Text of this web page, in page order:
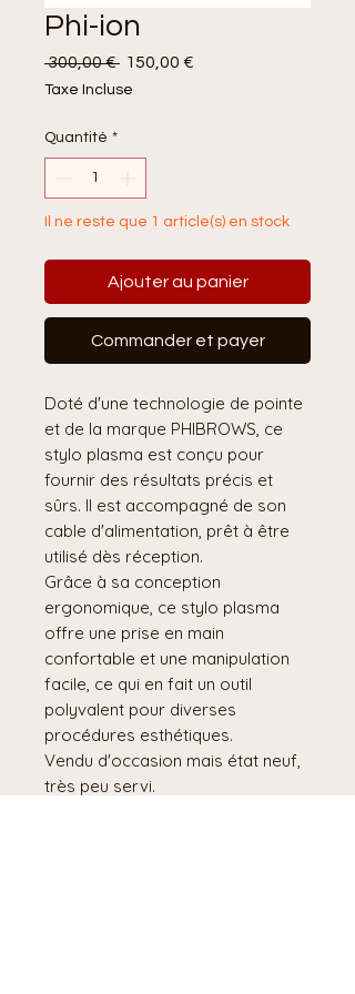
Phi-ion
300,00 € Prix
150,00 €
Taxe Incluse
Quantité *
Il ne reste que 1 article(s) en stock
Ajouter au panier
Commander et payer
Doté d'une technologie de pointe
et de la marque PHIBROWS, ce
stylo plasma est conçu pour
fournir des résultats précis et
sûrs. Il est accompagné de son
cable d'alimentation, prêt à être
utilisé dès réception.
Grâce à sa conception
ergonomique, ce stylo plasma
offre une prise en main
confortable et une manipulation
facile, ce qui en fait un outil
polyvalent pour diverses
procédures esthétiques.
Vendu d'occasion mais état neuf,
très peu servi.